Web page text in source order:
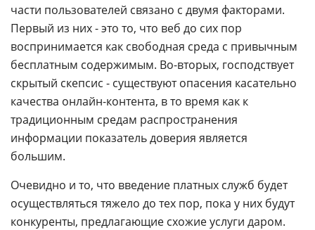
части пользователей связано с двумя факторами.
Первый из них - это то, что веб до сих пор
воспринимается как свободная среда с привычным
бесплатным содержимым. Во-вторых, господствует
скрытый скепсис - существуют опасения касательно
качества онлайн-контента, в то время как к
традиционным средам распространения
информации показатель доверия является
большим.
Очевидно и то, что введение платных служб будет
осуществляться тяжело до тех пор, пока у них будут
конкуренты, предлагающие схожие услуги даром.